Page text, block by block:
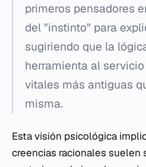
primeros pensadores
del "instinto" para
sugiriendo que la
herramienta al
vitales más antiguas
misma.
Esta visión psicológica
creencias racionales suelen